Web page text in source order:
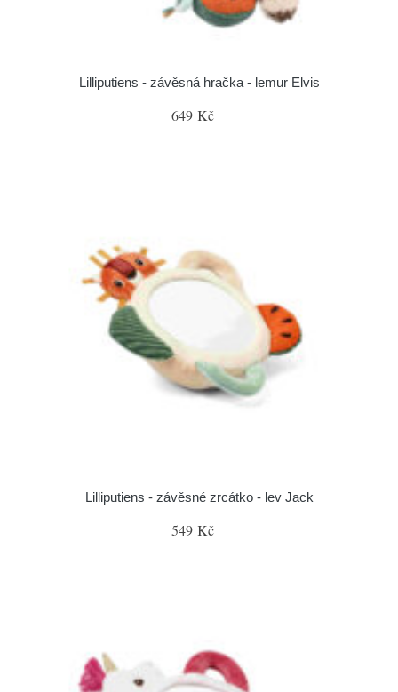
Lilliputiens - závěsná hračka - lemur Elvis
649 Kč
Lilliputiens - závěsné zrcátko - lev Jack
549 Kč